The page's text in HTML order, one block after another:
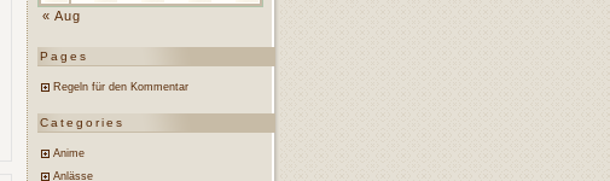
« Aug
Pages
Regeln für den Kommentar
Categories
Anime
Anlässe